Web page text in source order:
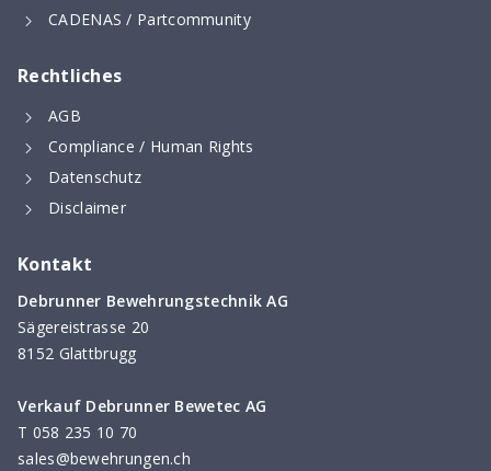
CADENAS / Partcommunity
Rechtliches
AGB
Compliance / Human Rights
Datenschutz
Disclaimer
Kontakt
Debrunner Bewehrungstechnik AG
Sägereistrasse 20
8152 Glattbrugg
Verkauf Debrunner Bewetec AG
T 058 235 10 70
sales@bewehrungen.ch